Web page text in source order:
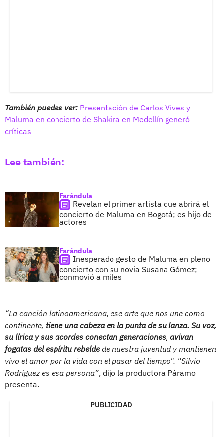
También puedes ver: Presentación de Carlos Vives y
Maluma en concierto de Shakira en Medellín generó
críticas
Lee también:
Farándula
Revelan el primer artista que abrirá el
concierto de Maluma en Bogotá; es hijo de
actores
Farándula
Inesperado gesto de Maluma en pleno
concierto con su novia Susana Gómez;
conmovió a miles
“La canción latinoamericana, ese arte que nos une como
continente, tiene una cabeza en la punta de su lanza. Su voz,
su lírica y sus acordes conectan generaciones, avivan
fogatas del espíritu rebeldede nuestra juventud y mantienen
vivo el amor por la vida con el pasar del tiempo". “Silvio
Rodríguez es esa persona”, dijo la productora Páramo
presenta.
PUBLICIDAD